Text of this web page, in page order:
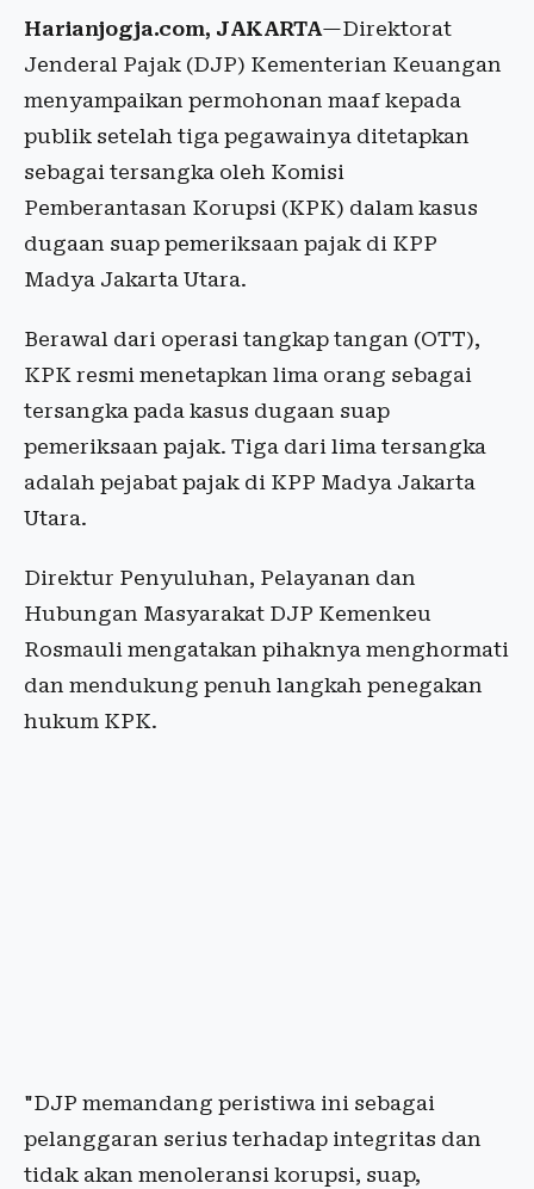
Harianjogja.com, JAKARTA—Direktorat
Jenderal Pajak (DJP) Kementerian Keuangan
menyampaikan permohonan maaf kepada
publik setelah tiga pegawainya ditetapkan
sebagai tersangka oleh Komisi
Pemberantasan Korupsi (KPK) dalam kasus
dugaan suap pemeriksaan pajak di KPP
Madya Jakarta Utara.
Berawal dari operasi tangkap tangan (OTT),
KPK resmi menetapkan lima orang sebagai
tersangka pada kasus dugaan suap
pemeriksaan pajak. Tiga dari lima tersangka
adalah pejabat pajak di KPP Madya Jakarta
Utara.
Direktur Penyuluhan, Pelayanan dan
Hubungan Masyarakat DJP Kemenkeu
Rosmauli mengatakan pihaknya menghormati
dan mendukung penuh langkah penegakan
hukum KPK.
"DJP memandang peristiwa ini sebagai
pelanggaran serius terhadap integritas dan
tidak akan menoleransi korupsi, suap,